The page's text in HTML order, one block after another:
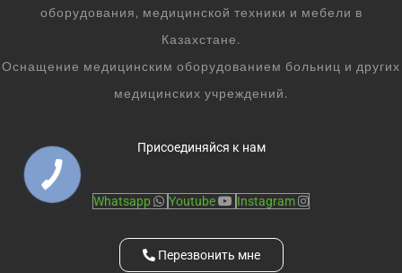
оборудования, медицинской техники и мебели в
Казахстане.
Оснащение медицинским оборудованием больниц и других
медицинских учреждений.
Присоединяйся к нам
Whatsapp Youtube Instagram
Перезвонить мне